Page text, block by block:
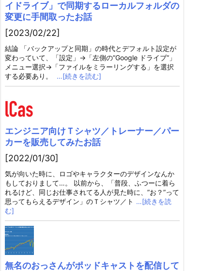
イドライブ」で同期するローカルフォルダの
変更に手間取ったお話
[2023/02/22]
結論 「バックアップと同期」の時代とデフォルト設定が
変わっていて、「設定」→「左側の”Google ドライブ”」
メニュー選択→「ファイルをミラーリングする」を選択
する必要あり。
…[続きを読む]
エンジニア向けＴシャツ／トレーナー／パー
カーを販売してみたお話
[2022/01/30]
気が向いた時に、ロゴやキャラクターのデザインなんか
もしておりまして…。 以前から、「普段、ふつーに着ら
れるけど、同じお仕事されてる人が見た時に、”お？”って
思ってもらえるデザイン」のＴシャツ／ト …[続きを読
む]
無名のおっさんがポッドキャストを配信して